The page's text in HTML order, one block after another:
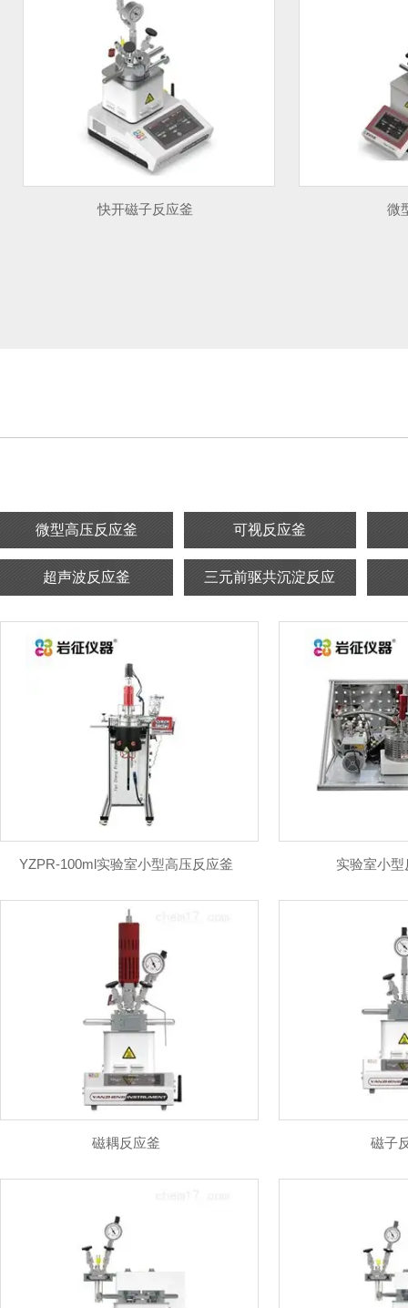
快开磁子反应釜 微型
微型高压反应釜 可视反应釜
超声波反应釜 三元前驱共沉淀反应
高通量釜式反应系统 湿式氧化小试装置
聚合反应实验装置
三元前驱体控制系统 烷氧基化小试装置
100L光裂解装置 原位拉曼反应釜
高压照相反应釜
YZPR-100ml实验室小型高压反应釜 实验室小
磁耦反应釜 磁子